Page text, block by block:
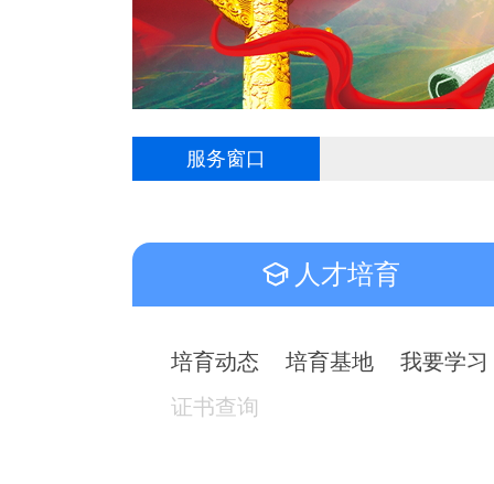
服务窗口
人才培育
培育动态 培育基地
我要学习
证书查询